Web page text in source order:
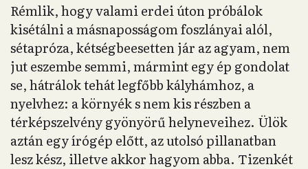
Rémlik, hogy valami erdei úton próbálok
kisétálni a másnaposságom foszlányai alól,
sétapróza, kétségbeesetten jár az agyam, nem
jut eszembe semmi, mármint egy ép gondolat
se, hátrálok tehát legfőbb kályhámhoz, a
nyelvhez: a környék s nem kis részben a
térképszelvény gyönyörű helyneveihez. Ülök
aztán egy írógép előtt, az utolsó pillanatban
lesz kész, illetve akkor hagyom abba. Tizenkét